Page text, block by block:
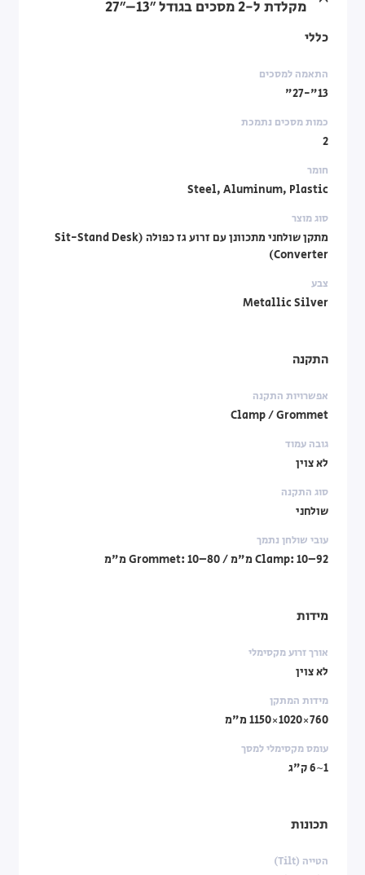
מקלדת ל-2 מסכים בגודל 13″–27″
כללי
התאמה למסכים
13"-27"
כמות מסכים נתמכת
2
חומר
Steel, Aluminum, Plastic
סוג מוצר
מתקן שולחני מתכוונן עם זרוע גז כפולה (Sit-Stand Desk
Converter)
צבע
Metallic Silver
התקנה
אפשרויות התקנה
Clamp / Grommet
גובה עמוד
לא צוין
סוג התקנה
שולחני
עובי שולחן נתמך
Clamp: 10–92 מ"מ / Grommet: 10–80 מ"מ
מידות
אורך זרוע מקסימלי
לא צוין
מידות המתקן
760×1020×1150 מ"מ
עומס מקסימלי למסך
1~6 ק"ג
תכונות
הטייה (Tilt)